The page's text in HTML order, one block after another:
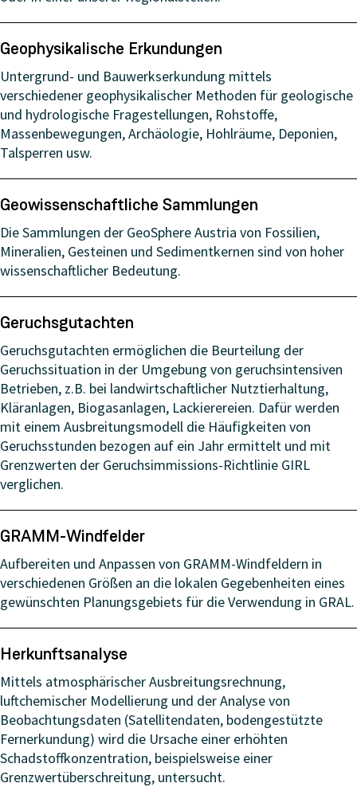
Geophysikalische Erkundungen
Untergrund- und Bauwerkserkundung mittels
verschiedener geophysikalischer Methoden für geologische
und hydrologische Fragestellungen, Rohstoffe,
Massenbewegungen, Archäologie, Hohlräume, Deponien,
Talsperren usw.
Geowissenschaftliche Sammlungen
Die Sammlungen der GeoSphere Austria von Fossilien,
Mineralien, Gesteinen und Sedimentkernen sind von hoher
wissenschaftlicher Bedeutung.
Geruchsgutachten
Geruchsgutachten ermöglichen die Beurteilung der
Geruchssituation in der Umgebung von geruchsintensiven
Betrieben, z.B. bei landwirtschaftlicher Nutztierhaltung,
Kläranlagen, Biogasanlagen, Lackierereien. Dafür werden
mit einem Ausbreitungsmodell die Häufigkeiten von
Geruchsstunden bezogen auf ein Jahr ermittelt und mit
Grenzwerten der Geruchsimmissions-Richtlinie GIRL
verglichen.
GRAMM-Windfelder
Aufbereiten und Anpassen von GRAMM-Windfeldern in
verschiedenen Größen an die lokalen Gegebenheiten eines
gewünschten Planungsgebiets für die Verwendung in GRAL.
Herkunftsanalyse
Mittels atmosphärischer Ausbreitungsrechnung,
luftchemischer Modellierung und der Analyse von
Beobachtungsdaten (Satellitendaten, bodengestützte
Fernerkundung) wird die Ursache einer erhöhten
Schadstoffkonzentration, beispielsweise einer
Grenzwertüberschreitung, untersucht.